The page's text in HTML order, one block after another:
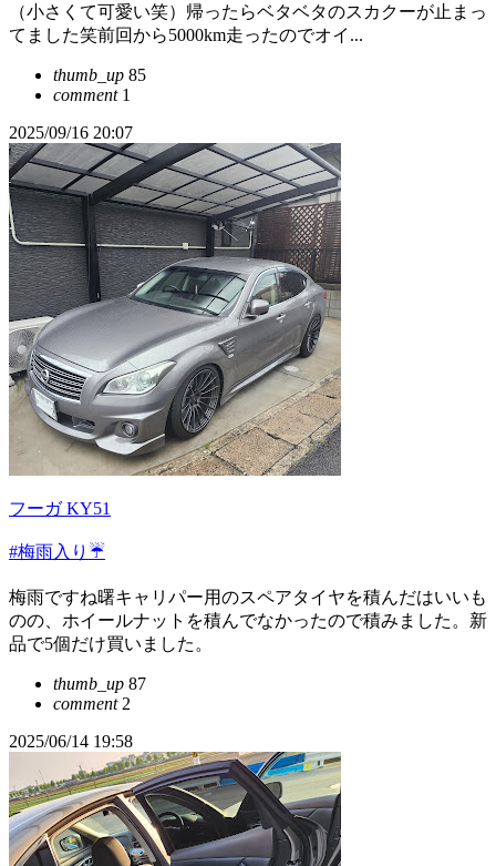
（小さくて可愛い笑）帰ったらベタベタのスカクーが止まっ
てました笑前回から5000km走ったのでオイ...
thumb_up 85
comment1
2025/09/16 20:07
フーガ KY51
#梅雨入り☔
梅雨ですね曙キャリパー用のスペアタイヤを積んだはいいも
のの、ホイールナットを積んでなかったので積みました。新
品で5個だけ買いました。
thumb_up 87
comment2
2025/06/14 19:58